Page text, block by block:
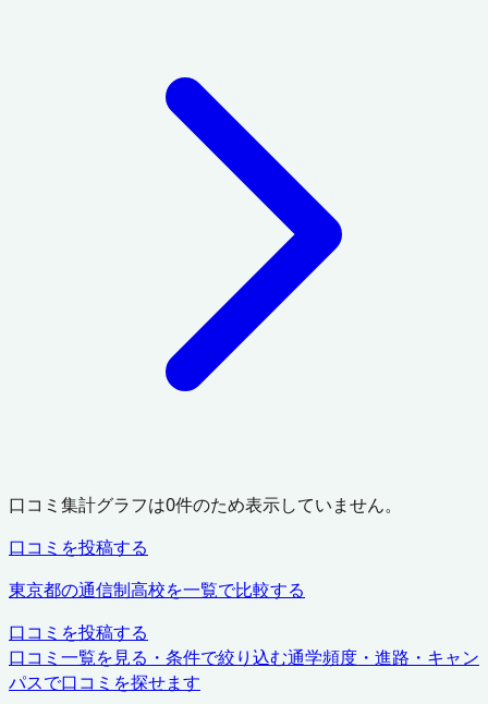
口コミ集計グラフは0件のため表示していません。
口コミを投稿する
東京都の通信制高校を一覧で比較する
口コミを投稿する
口コミ一覧を見る・条件で絞り込む通学頻度・進路・キャン
パスで口コミを探せます